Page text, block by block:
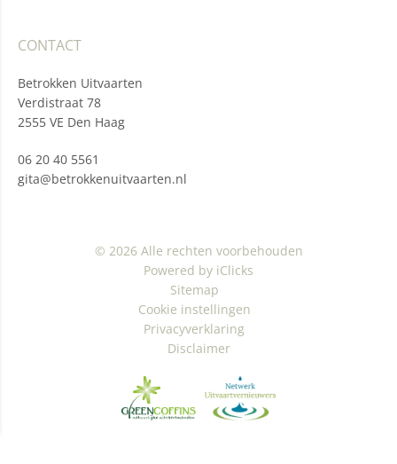
CONTACT
Betrokken Uitvaarten
Verdistraat 78
2555 VE Den Haag
06 20 40 5561
gita@betrokkenuitvaarten.nl
© 2026 Alle rechten voorbehouden
Powered by iClicks
Sitemap
Cookie instellingen
Privacyverklaring
Disclaimer